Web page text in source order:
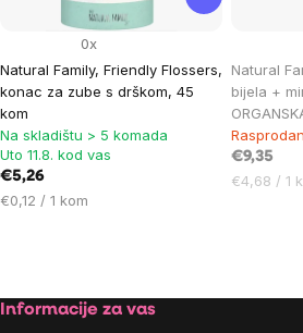
Natural Family, Friendly Flossers,
konac za zube s drškom, 45
kom
0x
Na skladištu > 5 komada
Uto 11.8. kod vas
€5,26
Cijena
€0,12 / 1 kom
Natural
bijela +
€9,35
Cijena
€4,68 / 1
Footer
Informacije za vas